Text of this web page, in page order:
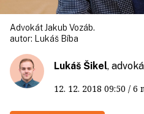
Advokát Jakub Vozáb.
autor:
Lukáš Bíba
Lukáš Šikel,
12. 12. 2018 09:50 / 6